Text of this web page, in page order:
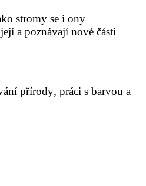
stromy se i ony
a poznávají nové části
přírody, práci s barvou a